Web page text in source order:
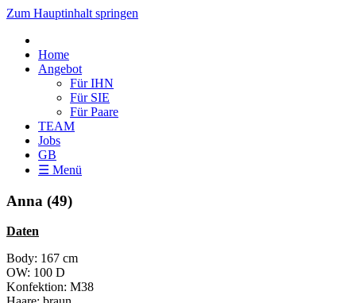
Zum Hauptinhalt springen
Home
Angebot
Für IHN
Für SIE
Für Paare
TEAM
Jobs
GB
☰ Menü
Anna (49)
Daten
Body: 167 cm
OW: 100 D
Konfektion: M38